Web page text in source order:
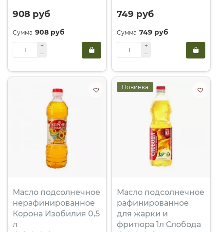
908 руб
908 руб
749 руб
749 руб
Масло подсолнечное
нерафинированное
Корона Изобилия 0,5
л
Новинка
Масло подсолнечное
рафинированное
для жарки и
фритюра 1л Слобода